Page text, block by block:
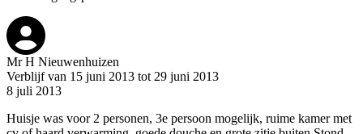
Mr H Nieuwenhuizen
Verblijf van 15 juni 2013 tot 29 juni 2013
8 juli 2013
Huisje was voor 2 personen, 3e persoon mogelijk, ruime kamer met